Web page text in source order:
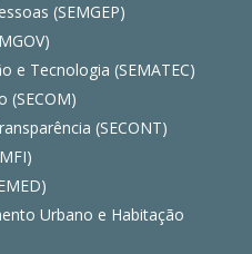
(SEMGEP)
e Tecnologia (SEMATEC)
(SECOM)
(SECONT)
Urbano e Habitação